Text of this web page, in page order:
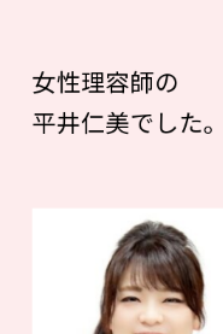
女性理容師の
平井仁美でした。